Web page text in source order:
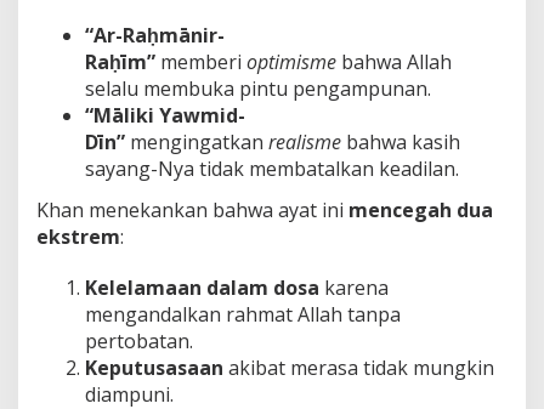
“Ar-Raḥmānir-
Raḥīm” memberi optimisme bahwa Allah
selalu membuka pintu pengampunan.
“Māliki Yawmid-
Dīn” mengingatkan realisme bahwa kasih
sayang-Nya tidak membatalkan keadilan.
Khan menekankan bahwa ayat ini mencegah dua
ekstrem:
Kelelamaan dalam dosa karena
mengandalkan rahmat Allah tanpa
pertobatan.
Keputusasaan akibat merasa tidak mungkin
diampuni.